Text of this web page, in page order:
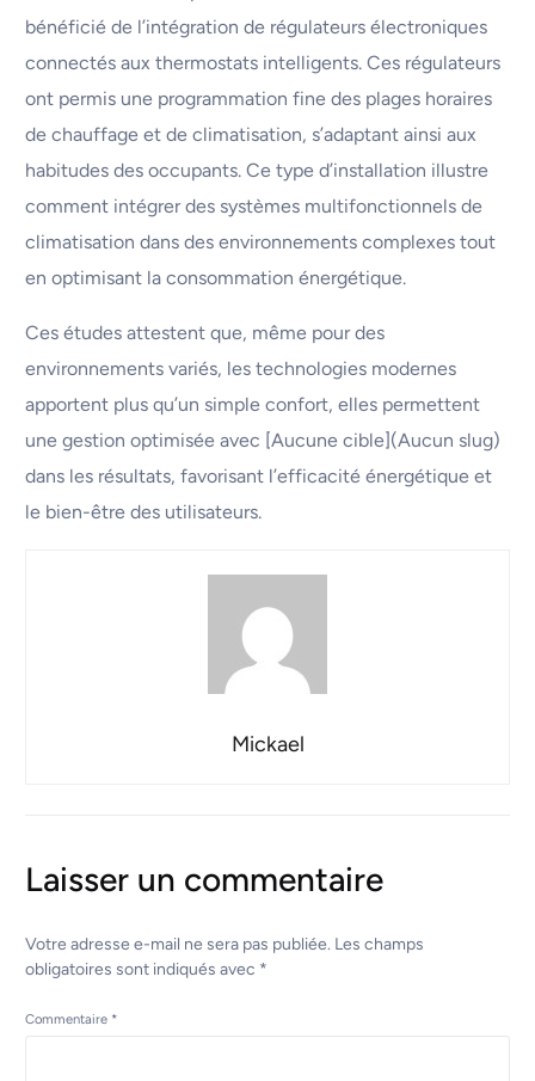
bénéficié de l’intégration de régulateurs électroniques
connectés aux thermostats intelligents. Ces régulateurs
ont permis une programmation fine des plages horaires
de chauffage et de climatisation, s’adaptant ainsi aux
habitudes des occupants. Ce type d’installation illustre
comment intégrer des systèmes multifonctionnels de
climatisation dans des environnements complexes tout
en optimisant la consommation énergétique.
Ces études attestent que, même pour des
environnements variés, les technologies modernes
apportent plus qu’un simple confort, elles permettent
une gestion optimisée avec [Aucune cible](Aucun slug)
dans les résultats, favorisant l’efficacité énergétique et
le bien-être des utilisateurs.
Mickael
Laisser un commentaire
Votre adresse e-mail ne sera pas publiée. Les champs
obligatoires sont indiqués avec *
Commentaire *